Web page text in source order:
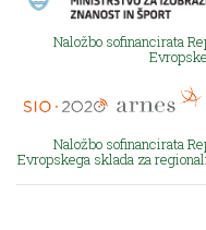
Naložbo sofinancirata
Naložbo sofinancirata
Evropskega sklada za